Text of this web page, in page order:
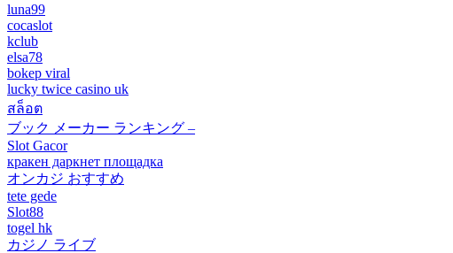
luna99
cocaslot
kclub
elsa78
bokep viral
lucky twice casino uk
สล็อต
ブック メーカー ランキング –
Slot Gacor
кракен даркнет площадка
オンカジ おすすめ
tete gede
Slot88
togel hk
カジノ ライブ